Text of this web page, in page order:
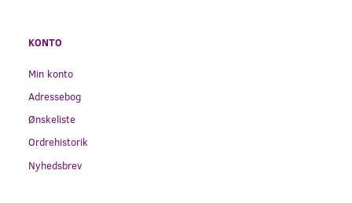
KONTO
Min konto
Adressebog
Ønskeliste
Ordrehistorik
Nyhedsbrev